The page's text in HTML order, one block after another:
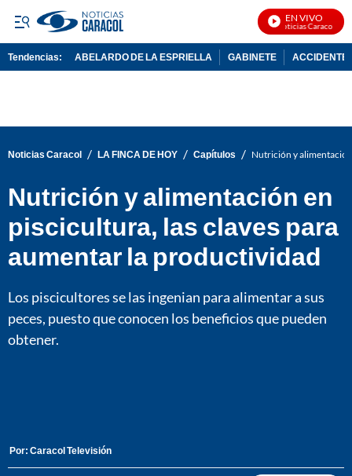
EN VIVO
Noticias Caracol En
Tendencias: ABELARDO DE LA ESPRIELLA GABINETE ACCIDENTE
Noticias Caracol / LA FINCA DE HOY / Capítulos / Nutrición y
Nutrición y alimentación en
piscicultura, las claves para
aumentar la productividad
Los piscicultores se las ingenian para alimentar a sus
peces, puesto que conocen los beneficios que pueden
obtener.
Por: Caracol Televisión